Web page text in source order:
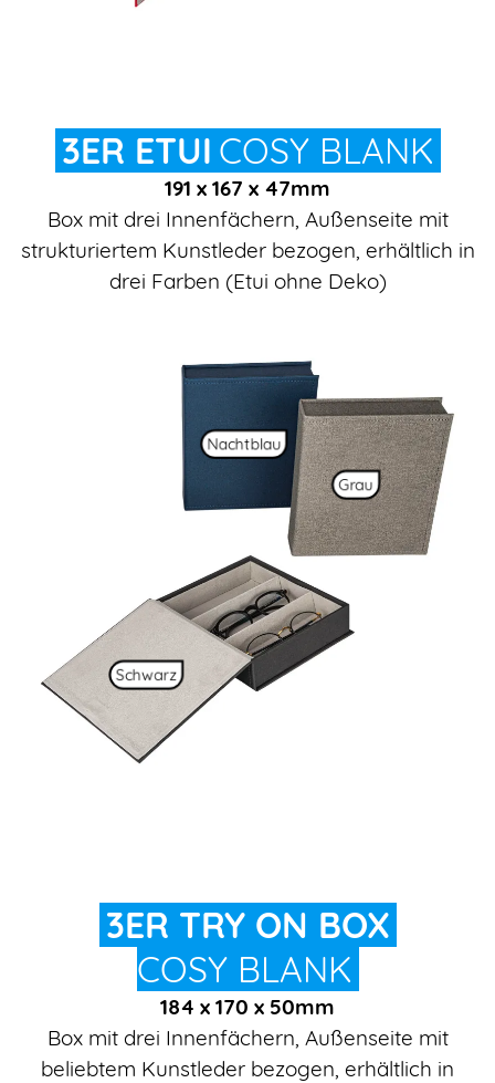
3ER ETUI COSY BLANK
191 x 167 x 47mm
Box mit drei Innenfächern, Außenseite mit
strukturiertem Kunstleder bezogen, erhältlich in
drei Farben (Etui ohne Deko)
Nachtblau
Grau
Schwarz
3ER TRY ON BOX
COSY BLANK
184 x 170 x 50mm
Box mit drei Innenfächern, Außenseite mit
beliebtem Kunstleder bezogen, erhältlich in